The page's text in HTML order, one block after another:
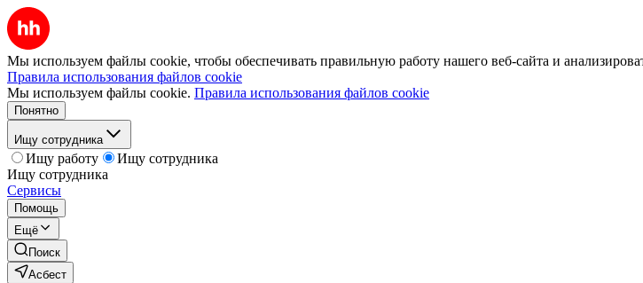
Мы используем файлы cookie, чтобы обеспечивать правильную работу нашего веб-сайта и
Правила использования файлов cookie
Мы используем файлы cookie. Правила использования файлов cookie
Понятно
Ищу сотрудника
Ищу работу
Ищу сотрудника
Ищу сотрудника
Сервисы
Помощь
Ещё
Поиск
Асбест